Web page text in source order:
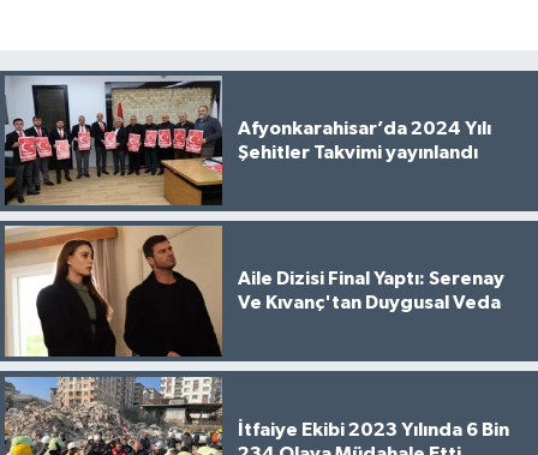
Afyonkarahisar’da 2024 Yılı
Şehitler Takvimi yayınlandı
Aile Dizisi Final Yaptı: Serenay
Ve Kıvanç'tan Duygusal Veda
İtfaiye Ekibi 2023 Yılında 6 Bin